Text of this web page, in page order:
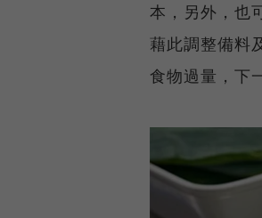
本，另外，也
藉此調整備料
食物過量，下